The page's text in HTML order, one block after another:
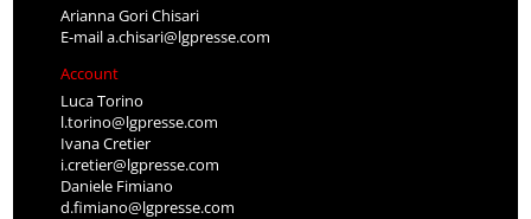
Arianna Gori Chisari
E-maila.chisari@lgpresse.com
Account
Luca Torino
l.torino@lgpresse.com
Ivana Cretier
i.cretier@lgpresse.com
Daniele Fimiano
d.fimiano@lgpresse.com